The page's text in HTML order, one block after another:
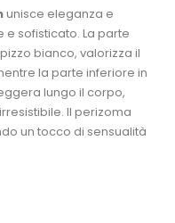
unisce eleganza e
sofisticato. La parte
bianco, valorizza il
la parte inferiore in
lungo il corpo,
Il perizoma
un tocco di sensualità